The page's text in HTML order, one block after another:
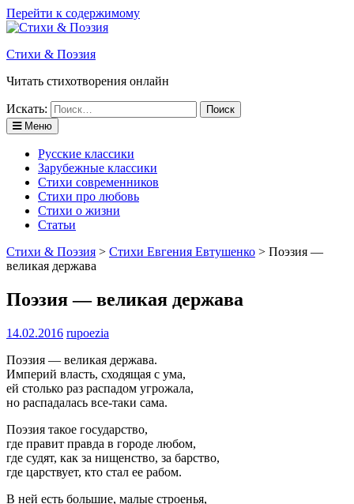
Перейти к содержимому
Стихи & Поэзия
Читать стихотворения онлайн
Искать:
Меню
Русские классики
Зарубежные классики
Стихи современников
Стихи про любовь
Стихи о жизни
Статьи
Стихи & Поэзия > Стихи Евгения Евтушенко > Поэзия —
великая держава
Поэзия — великая держава
14.02.2016 rupoezia
Поэзия — великая держава.
Империй власть, сходящая с ума,
ей столько раз распадом угрожала,
но распадалась все-таки сама.
Поэзия такое государство,
где правит правда в городе любом,
где судят, как за нищенство, за барство,
где царствует, кто стал ее рабом.
В ней есть большие, малые строенья,